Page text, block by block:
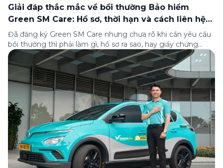
Giải đáp thắc mắc về bồi thường Bảo hiểm
Green SM Care: Hồ sơ, thời hạn và cách liên hệ
hỗ trợ
Đã đăng ký Green SM Care nhưng chưa rõ khi cần yêu cầu
bồi thường thì phải làm gì, hồ sơ ra sao, hay giấy chứng
nhận bảo hiểm tìm ở đâu? Bài viết này tổng hợp đầy đủ các
câu hỏi thường gặp nhất về quy trình bồi thường và hỗ trợ
của Green […]